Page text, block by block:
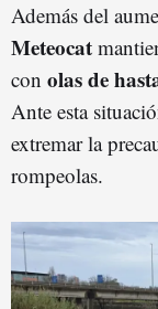
Además del
Meteocat
con olas de
Ante esta
extremar la
rompeolas.